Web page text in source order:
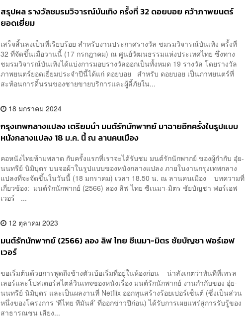
สรุปผล รางวัลชมรมวิจารณ์บันเทิง ครั้งที่ 32 ดอยบอย คว้าภาพยนตร์
ยอดเยี่ยม
เสร็จสิ้นลงเป็นที่เรียบร้อย สำหรับงานประกาศรางวัล ชมรมวิจารณ์บันเทิง ครั้งที่
32 ที่จัดขึ้นเมื่อวานนี้ (17 กรกฎาคม) ณ ศูนย์วัฒนธรรมแห่งประเทศไทย ซึ่งทาง
ชมรมวิจารณ์บันเทิงได้แบ่งการมอบรางวัลออกเป็นทั้งหมด 19 รางวัล โดยรางวัล
ภาพยนตร์ยอดเยี่ยมประจำปีนี้ได้แก่ ดอยบอย สำหรับ ดอยบอย เป็นภาพยนตร์ที่
สะท้อนการดิ้นรนของชายขายบริการและผู้ลี้ภัยใน...
18 มกราคม 2024
กรุงเทพกลางแปลง เตรียมนำ มนต์รักนักพากย์ มาฉายอีกครั้งในรูปแบบ
หนังกลางแปลง 18 ม.ค. นี้ ณ ลานคนเมือง
คอหนังไทยห้ามพลาด กับครั้งแรกที่เราจะได้รับชม มนต์รักนักพากย์ ของผู้กำกับ อุ๋ย-
นนทรีย์ นิมิบุตร บนจอผ้าในรูปแบบของหนังกลางแปลง ภายในงานกรุงเทพกลาง
แปลงที่จะจัดขึ้นในวันนี้ (18 มกราคม) เวลา 18.50 น. ณ ลานคนเมือง บทความที่
เกี่ยวข้อง: มนต์รักนักพากย์ (2566) ลอง ลิฟ ไทย ซีเนมา-มิตร ชัยบัญชา ฟอร์เอฟ
เวอร์ ...
12 ตุลาคม 2023
มนต์รักนักพากย์ (2566) ลอง ลิฟ ไทย ซีเนมา-มิตร ชัยบัญชา ฟอร์เอฟ
เวอร์
ขอเริ่มต้นด้วยการพูดถึงช้างตัวเบ้อเริ่มที่อยู่ในห้องก่อน น่าสังเกตว่าทันทีที่เทรล
เลอร์และโปสเตอร์สไตล์วินเทจของหนังเรื่อง มนต์รักนักพากย์ งานกำกับของ อุ๋ย-
นนทรีย์ นิมิบุตร และเป็นผลงานที่ Netflix ออกทุนสร้างร้อยเปอร์เซ็นต์ (ซึ่งเป็นส่วน
หนึ่งของโครงการ ‘ทีไทย ทีมันส์’ ที่ออกข่าวปีก่อน) ได้รับการเผยแพร่สู่การรับรู้ของ
สาธารณชน เสียง...